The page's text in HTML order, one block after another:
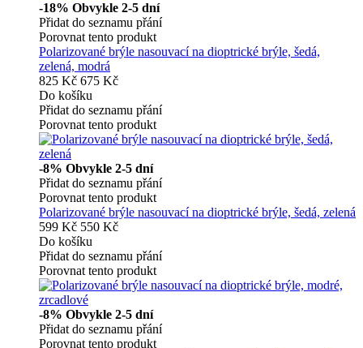
-18% Obvykle 2-5 dní
Přidat do seznamu přání
Porovnat tento produkt
Polarizované brýle nasouvací na dioptrické brýle, šedá,
zelená, modrá
825 Kč 675 Kč
Do košíku
Přidat do seznamu přání
Porovnat tento produkt
-8% Obvykle 2-5 dní
Přidat do seznamu přání
Porovnat tento produkt
Polarizované brýle nasouvací na dioptrické brýle, šedá, zelená
599 Kč 550 Kč
Do košíku
Přidat do seznamu přání
Porovnat tento produkt
-8% Obvykle 2-5 dní
Přidat do seznamu přání
Porovnat tento produkt